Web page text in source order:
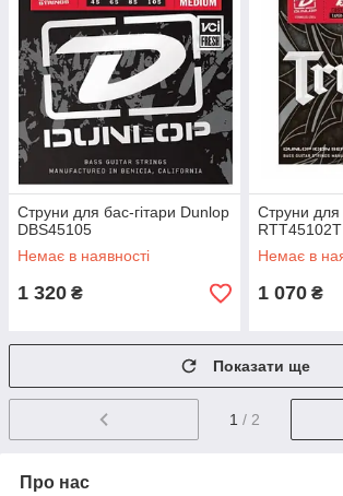
Струни для бас-гітари Dunlop
DBS45105
Немає в наявності
1 320 ₴
Струни для
RTT45102T
Немає в
1 070 ₴
Показати ще
1 / 2
Про нас